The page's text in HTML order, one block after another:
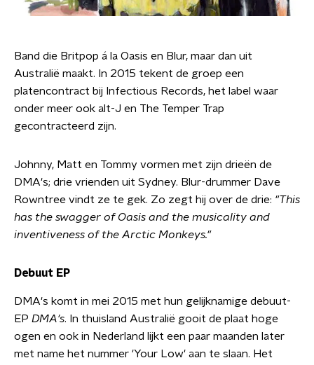
Band die Britpop á la Oasis en Blur, maar dan uit
Australië maakt. In 2015 tekent de groep een
platencontract bij Infectious Records, het label waar
onder meer ook alt-J en The Temper Trap
gecontracteerd zijn.
Johnny, Matt en Tommy vormen met zijn drieën de
DMA's; drie vrienden uit Sydney. Blur-drummer Dave
Rowntree vindt ze te gek. Zo zegt hij over de drie: "This
has the swagger of Oasis and the musicality and
inventiveness of the Arctic Monkeys."
Debuut EP
DMA's komt in mei 2015 met hun gelijknamige debuut-
EP DMA's. In thuisland Australië gooit de plaat hoge
ogen en ook in Nederland lijkt een paar maanden later
met name het nummer 'Your Low' aan te slaan. Het